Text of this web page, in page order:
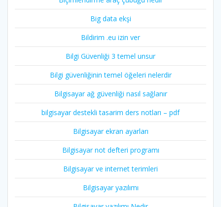
Big data ekşi
Bildirim .eu izin ver
Bilgi Güvenliği 3 temel unsur
Bilgi güvenliğinin temel öğeleri nelerdir
Bilgisayar ağ güvenliği nasıl sağlanır
bilgisayar destekli tasarim ders notları – pdf
Bilgisayar ekran ayarları
Bilgisayar not defteri programı
Bilgisayar ve internet terimleri
Bilgisayar yazılımı